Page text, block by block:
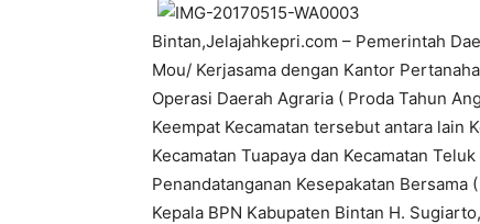
Bintan,Jelajahkepri.com – Pemerintah
Mou/ Kerjasama dengan Kantor
Operasi Daerah Agraria ( Proda Tahun
Keempat Kecamatan tersebut antara lain
Kecamatan Tuapaya dan Kecamatan
Penandatanganan Kesepakatan
Kepala BPN Kabupaten Bintan H.